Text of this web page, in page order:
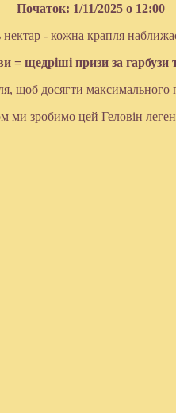
Початок: 1/11/2025 о 12:00
- кожна крапля
= щедріші призи за гарбузи
щоб досягти максимального
ми зробимо цей Геловін